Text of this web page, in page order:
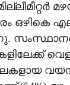
ഒഴികെ